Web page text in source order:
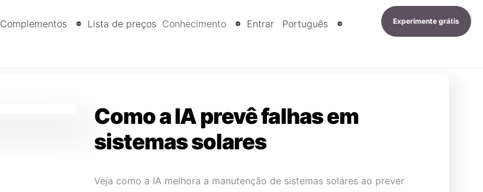
Complementos Lista de preços Conhecimento Entrar Português Experimente grátis
Como a IA prevê falhas em
sistemas solares
Veja como a IA melhora a manutenção de sistemas solares ao prever